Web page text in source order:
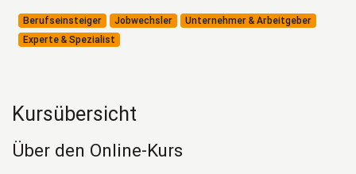
Berufseinsteiger Jobwechsler
Unternehmer & Arbeitgeber
Experte & Spezialist
Kursübersicht
Über den Online-Kurs